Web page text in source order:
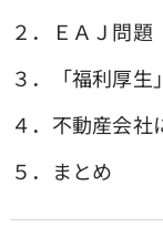
２．ＥＡＪ問題
３．「福利厚
４．不動産会
５．まとめ